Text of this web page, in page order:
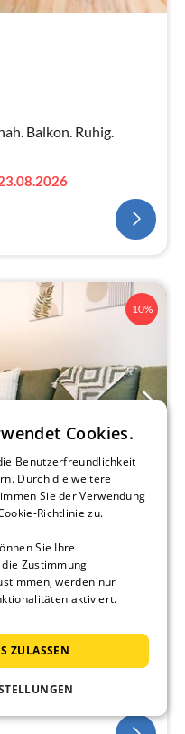
Balkon. Ruhig.
10%
Balkon. Nah am
Cookies.
Benutzerfreundlichkeit
Durch die weitere
Sie der Verwendung
Richtlinie zu.
Sie Ihre
Zustimmung
werden nur
aktiviert.
ZULASSEN